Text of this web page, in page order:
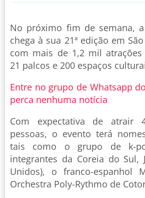
No próximo fim de semana, a
chega à sua 21ª edição em
com mais de 1,2 mil
21 palcos e 200 espaços
Entre no grupo de Whatsapp
perca nenhuma notícia
Com expectativa de atrair
pessoas, o evento terá
tais como o grupo de k-
integrantes da Coreia do Sul,
Unidos), o franco-espanhol
Orchestra Poly-Rythmo de